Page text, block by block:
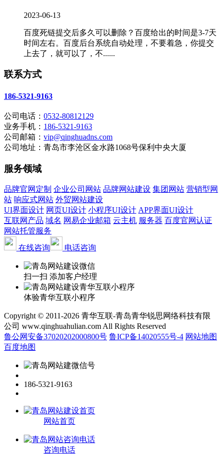
2023-06-13
百度死链提交后多久可以删除？百度给出的时间是3-7天
时间左右。百度后台系统自动处理，不要着急，你提交
上去了，就可以了，不......
联系方式
186-5321-9163
公司电话： 0532-80812129
业务手机： 186-5321-9163
公司邮箱： vip@qinghuadns.com
公司地址：青岛市李沧区金水路1068号保利中央大厦
服务领域
品牌官网定制 企业公司网站 品牌网站建设 集团网站 营销型网
站 响应式网站 外贸网站建设
UI界面设计 网页UI设计 小程序UI设计 APP界面UI设计
互联网产品 域名 网易企业邮箱 云主机 服务器 百度官网认证
网站托管服务
在线咨询
电话咨询
扫一扫 添加客户经理
体验青华互联小程序
Copyright © 2011-2026 青华互联-青岛青华锐思网络科技有限
公司 www.qinghuahulian.com All Rights Reserved
鲁公网安备37020202000800号 鲁ICP备14020555号-4 网站地图
百度地图
186-5321-9163
网站首页
咨询电话